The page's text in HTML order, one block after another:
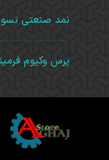
نمد صنعتی
پرس وکیوم